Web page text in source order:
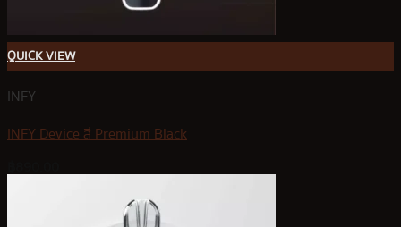
QUICK VIEW
INFY
INFY Device สี Premium Black